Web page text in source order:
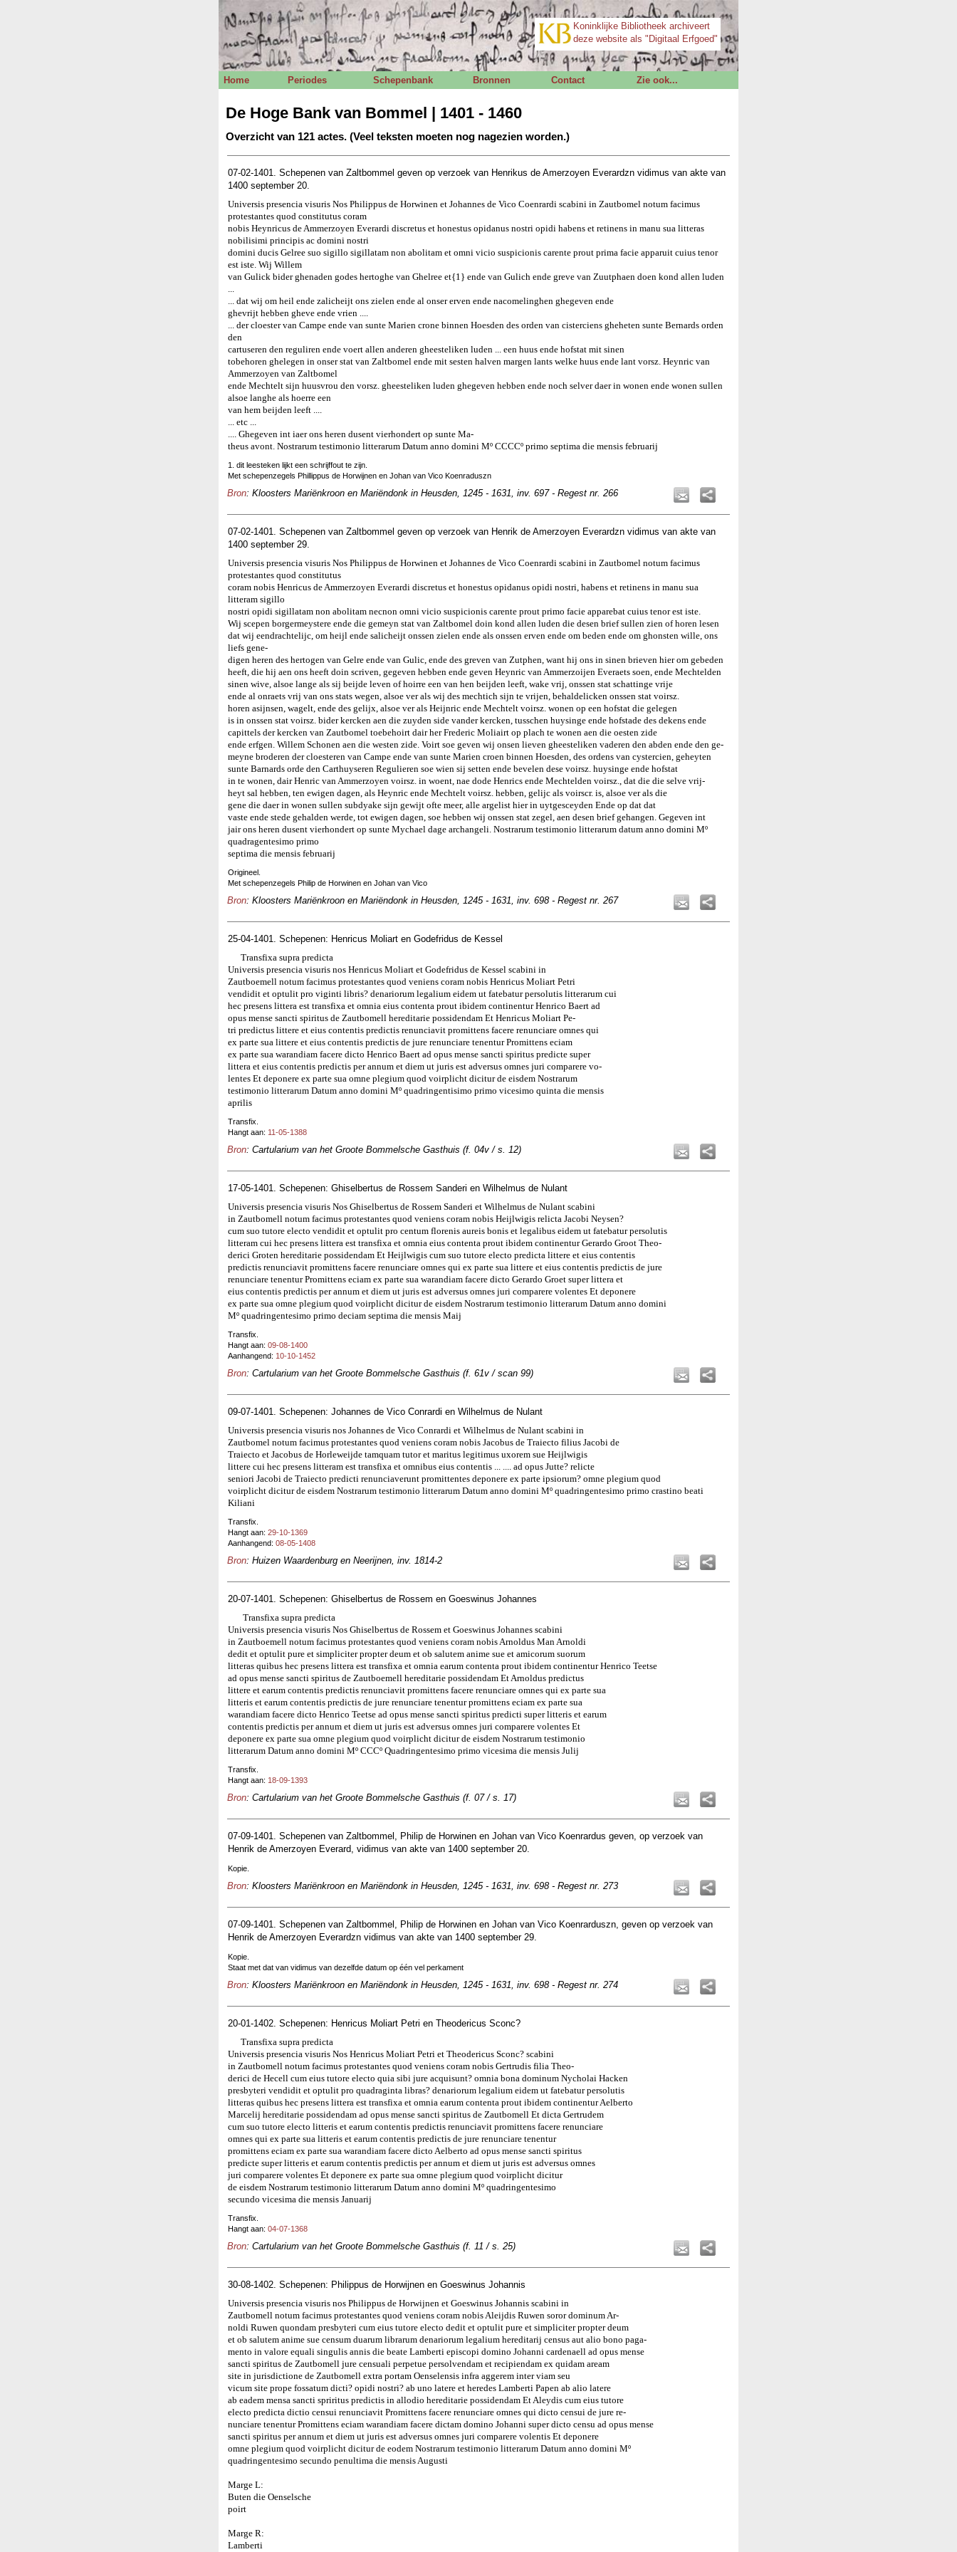
Koninklijke Bibliotheek archiveert
deze website als "Digitaal Erfgoed"
Home Periodes Schepenbank Bronnen Contact Zie ook...
De Hoge Bank van Bommel | 1401 - 1460
Overzicht van 121 actes. (Veel teksten moeten nog nagezien worden.)
07-02-1401. Schepenen van Zaltbommel geven op verzoek van Henrikus de Amerzoyen Everardzn vidimus van akte van
1400 september 20.
Universis presencia visuris Nos Philippus de Horwinen et Johannes de Vico Coenrardi scabini in Zautbomel notum facimus
protestantes quod constitutus coram
nobis Heynricus de Ammerzoyen Everardi discretus et honestus opidanus nostri opidi habens et retinens in manu sua litteras
nobilisimi principis ac domini nostri
domini ducis Gelree suo sigillo sigillatam non abolitam et omni vicio suspicionis carente prout prima facie apparuit cuius tenor
est iste. Wij Willem
van Gulick bider ghenaden godes hertoghe van Ghelree et{1} ende van Gulich ende greve van Zuutphaen doen kond allen luden
...
... dat wij om heil ende zalicheijt ons zielen ende al onser erven ende nacomelinghen ghegeven ende
ghevrijt hebben gheve ende vrien ....
... der cloester van Campe ende van sunte Marien crone binnen Hoesden des orden van cisterciens gheheten sunte Bernards orden
den
cartuseren den reguliren ende voert allen anderen gheesteliken luden ... een huus ende hofstat mit sinen
tobehoren ghelegen in onser stat van Zaltbomel ende mit sesten halven margen lants welke huus ende lant vorsz. Heynric van
Ammerzoyen van Zaltbomel
ende Mechtelt sijn huusvrou den vorsz. gheesteliken luden ghegeven hebben ende noch selver daer in wonen ende wonen sullen
alsoe langhe als hoerre een
van hem beijden leeft ....
... etc ...
.... Ghegeven int iaer ons heren dusent vierhondert op sunte Ma-
theus avont. Nostrarum testimonio litterarum Datum anno domini Mº CCCCº primo septima die mensis februarij
1. dit leesteken lijkt een schrijffout te zijn.
Met schepenzegels Phillippus de Horwijnen en Johan van Vico Koenraduszn
Bron: Kloosters Mariënkroon en Mariëndonk in Heusden, 1245 - 1631, inv. 697 - Regest nr. 266
07-02-1401. Schepenen van Zaltbommel geven op verzoek van Henrik de Amerzoyen Everardzn vidimus van akte van
1400 september 29.
Universis presencia visuris Nos Philippus de Horwinen et Johannes de Vico Coenrardi scabini in Zautbomel notum facimus
protestantes quod constitutus
coram nobis Henricus de Ammerzoyen Everardi discretus et honestus opidanus opidi nostri, habens et retinens in manu sua
litteram sigillo
nostri opidi sigillatam non abolitam necnon omni vicio suspicionis carente prout primo facie apparebat cuius tenor est iste.
Wij scepen borgermeystere ende die gemeyn stat van Zaltbomel doin kond allen luden die desen brief sullen zien of horen lesen
dat wij eendrachtelijc, om heijl ende salicheijt onssen zielen ende als onssen erven ende om beden ende om ghonsten wille, ons
liefs gene-
digen heren des hertogen van Gelre ende van Gulic, ende des greven van Zutphen, want hij ons in sinen brieven hier om gebeden
heeft, die hij aen ons heeft doin scriven, gegeven hebben ende geven Heynric van Ammerzoijen Everaets soen, ende Mechtelden
sinen wive, alsoe lange als sij beijde leven of hoirre een van hen beijden leeft, wake vrij, onssen stat schattinge vrije
ende al onraets vrij van ons stats wegen, alsoe ver als wij des mechtich sijn te vrijen, behaldelicken onssen stat voirsz.
horen asijnsen, wagelt, ende des gelijx, alsoe ver als Heijnric ende Mechtelt voirsz. wonen op een hofstat die gelegen
is in onssen stat voirsz. bider kercken aen die zuyden side vander kercken, tusschen huysinge ende hofstade des dekens ende
capittels der kercken van Zautbomel toebehoirt dair her Frederic Moliairt op plach te wonen aen die oesten zide
ende erfgen. Willem Schonen aen die westen zide. Voirt soe geven wij onsen lieven gheesteliken vaderen den abden ende den ge-
meyne broderen der cloesteren van Campe ende van sunte Marien croen binnen Hoesden, des ordens van cystercien, geheyten
sunte Barnards orde den Carthuyseren Regulieren soe wien sij setten ende bevelen dese voirsz. huysinge ende hofstat
in te wonen, dair Henric van Ammerzoyen voirsz. in woent, nae dode Henrics ende Mechtelden voirsz., dat die die selve vrij-
heyt sal hebben, ten ewigen dagen, als Heynric ende Mechtelt voirsz. hebben, gelijc als voirscr. is, alsoe ver als die
gene die daer in wonen sullen subdyake sijn gewijt ofte meer, alle argelist hier in uytgesceyden Ende op dat dat
vaste ende stede gehalden werde, tot ewigen dagen, soe hebben wij onssen stat zegel, aen desen brief gehangen. Gegeven int
jair ons heren dusent vierhondert op sunte Mychael dage archangeli. Nostrarum testimonio litterarum datum anno domini Mº
quadragentesimo primo
septima die mensis februarij
Origineel.
Met schepenzegels Philip de Horwinen en Johan van Vico
Bron: Kloosters Mariënkroon en Mariëndonk in Heusden, 1245 - 1631, inv. 698 - Regest nr. 267
25-04-1401. Schepenen: Henricus Moliart en Godefridus de Kessel
Transfixa supra predicta
Universis presencia visuris nos Henricus Moliart et Godefridus de Kessel scabini in
Zautboemell notum facimus protestantes quod veniens coram nobis Henricus Moliart Petri
vendidit et optulit pro viginti libris? denariorum legalium eidem ut fatebatur persolutis litterarum cui
hec presens littera est transfixa et omnia eius contenta prout ibidem continentur Henrico Baert ad
opus mense sancti spiritus de Zautbomell hereditarie possidendam Et Henricus Moliart Pe-
tri predictus littere et eius contentis predictis renunciavit promittens facere renunciare omnes qui
ex parte sua littere et eius contentis predictis de jure renunciare tenentur Promittens eciam
ex parte sua warandiam facere dicto Henrico Baert ad opus mense sancti spiritus predicte super
littera et eius contentis predictis per annum et diem ut juris est adversus omnes juri comparere vo-
lentes Et deponere ex parte sua omne plegium quod voirplicht dicitur de eisdem Nostrarum
testimonio litterarum Datum anno domini Mº quadringentisimo primo vicesimo quinta die mensis
aprilis
Transfix.
Hangt aan: 11-05-1388
Bron: Cartularium van het Groote Bommelsche Gasthuis (f. 04v / s. 12)
17-05-1401. Schepenen: Ghiselbertus de Rossem Sanderi en Wilhelmus de Nulant
Universis presencia visuris Nos Ghiselbertus de Rossem Sanderi et Wilhelmus de Nulant scabini
in Zautbomell notum facimus protestantes quod veniens coram nobis Heijlwigis relicta Jacobi Neysen?
cum suo tutore electo vendidit et optulit pro centum florenis aureis bonis et legalibus eidem ut fatebatur persolutis
litteram cui hec presens littera est transfixa et omnia eius contenta prout ibidem continentur Gerardo Groot Theo-
derici Groten hereditarie possidendam Et Heijlwigis cum suo tutore electo predicta littere et eius contentis
predictis renunciavit promittens facere renunciare omnes qui ex parte sua littere et eius contentis predictis de jure
renunciare tenentur Promittens eciam ex parte sua warandiam facere dicto Gerardo Groet super littera et
eius contentis predictis per annum et diem ut juris est adversus omnes juri comparere volentes Et deponere
ex parte sua omne plegium quod voirplicht dicitur de eisdem Nostrarum testimonio litterarum Datum anno domini
Mº quadringentesimo primo deciam septima die mensis Maij
Transfix.
Hangt aan: 09-08-1400
Aanhangend: 10-10-1452
Bron: Cartularium van het Groote Bommelsche Gasthuis (f. 61v / scan 99)
09-07-1401. Schepenen: Johannes de Vico Conrardi en Wilhelmus de Nulant
Universis presencia visuris nos Johannes de Vico Conrardi et Wilhelmus de Nulant scabini in
Zautbomel notum facimus protestantes quod veniens coram nobis Jacobus de Traiecto filius Jacobi de
Traiecto et Jacobus de Horleweijde tamquam tutor et maritus legitimus uxorem sue Heijlwigis
littere cui hec presens litteram est transfixa et omnibus eius contentis ... .... ad opus Jutte? relicte
seniori Jacobi de Traiecto predicti renunciaverunt promittentes deponere ex parte ipsiorum? omne plegium quod
voirplicht dicitur de eisdem Nostrarum testimonio litterarum Datum anno domini Mº quadringentesimo primo crastino beati
Kiliani
Transfix.
Hangt aan: 29-10-1369
Aanhangend: 08-05-1408
Bron: Huizen Waardenburg en Neerijnen, inv. 1814-2
20-07-1401. Schepenen: Ghiselbertus de Rossem en Goeswinus Johannes
Transfixa supra predicta
Universis presencia visuris Nos Ghiselbertus de Rossem et Goeswinus Johannes scabini
in Zautboemell notum facimus protestantes quod veniens coram nobis Arnoldus Man Arnoldi
dedit et optulit pure et simpliciter propter deum et ob salutem anime sue et amicorum suorum
litteras quibus hec presens littera est transfixa et omnia earum contenta prout ibidem continentur Henrico Teetse
ad opus mense sancti spiritus de Zautboemell hereditarie possidendam Et Arnoldus predictus
littere et earum contentis predictis renunciavit promittens facere renunciare omnes qui ex parte sua
litteris et earum contentis predictis de jure renunciare tenentur promittens eciam ex parte sua
warandiam facere dicto Henrico Teetse ad opus mense sancti spiritus predicti super litteris et earum
contentis predictis per annum et diem ut juris est adversus omnes juri comparere volentes Et
deponere ex parte sua omne plegium quod voirplicht dicitur de eisdem Nostrarum testimonio
litterarum Datum anno domini Mº CCCº Quadringentesimo primo vicesima die mensis Julij
Transfix.
Hangt aan: 18-09-1393
Bron: Cartularium van het Groote Bommelsche Gasthuis (f. 07 / s. 17)
07-09-1401. Schepenen van Zaltbommel, Philip de Horwinen en Johan van Vico Koenrardus geven, op verzoek van
Henrik de Amerzoyen Everard, vidimus van akte van 1400 september 20.
Kopie.
Bron: Kloosters Mariënkroon en Mariëndonk in Heusden, 1245 - 1631, inv. 698 - Regest nr. 273
07-09-1401. Schepenen van Zaltbommel, Philip de Horwinen en Johan van Vico Koenrarduszn, geven op verzoek van
Henrik de Amerzoyen Everardzn vidimus van akte van 1400 september 29.
Kopie.
Staat met dat van vidimus van dezelfde datum op één vel perkament
Bron: Kloosters Mariënkroon en Mariëndonk in Heusden, 1245 - 1631, inv. 698 - Regest nr. 274
20-01-1402. Schepenen: Henricus Moliart Petri en Theodericus Sconc?
Transfixa supra predicta
Universis presencia visuris Nos Henricus Moliart Petri et Theodericus Sconc? scabini
in Zautbomell notum facimus protestantes quod veniens coram nobis Gertrudis filia Theo-
derici de Hecell cum eius tutore electo quia sibi jure acquisunt? omnia bona dominum Nycholai Hacken
presbyteri vendidit et optulit pro quadraginta libras? denariorum legalium eidem ut fatebatur persolutis
litteras quibus hec presens littera est transfixa et omnia earum contenta prout ibidem continentur Aelberto
Marcelij hereditarie possidendam ad opus mense sancti spiritus de Zautbomell Et dicta Gertrudem
cum suo tutore electo litteris et earum contentis predictis renunciavit promittens facere renunciare
omnes qui ex parte sua litteris et earum contentis predictis de jure renunciare tenentur
promittens eciam ex parte sua warandiam facere dicto Aelberto ad opus mense sancti spiritus
predicte super litteris et earum contentis predictis per annum et diem ut juris est adversus omnes
juri comparere volentes Et deponere ex parte sua omne plegium quod voirplicht dicitur
de eisdem Nostrarum testimonio litterarum Datum anno domini Mº quadringentesimo
secundo vicesima die mensis Januarij
Transfix.
Hangt aan: 04-07-1368
Bron: Cartularium van het Groote Bommelsche Gasthuis (f. 11 / s. 25)
30-08-1402. Schepenen: Philippus de Horwijnen en Goeswinus Johannis
Universis presencia visuris nos Philippus de Horwijnen et Goeswinus Johannis scabini in
Zautbomell notum facimus protestantes quod veniens coram nobis Aleijdis Ruwen soror dominum Ar-
noldi Ruwen quondam presbyteri cum eius tutore electo dedit et optulit pure et simpliciter propter deum
et ob salutem anime sue censum duarum librarum denariorum legalium hereditarij census aut alio bono paga-
mento in valore equali singulis annis die beate Lamberti episcopi domino Johanni cardenaell ad opus mense
sancti spiritus de Zautbomell jure censuali perpetue persolvendam et recipiendam ex quidam aream
site in jurisdictione de Zautbomell extra portam Oenselensis infra aggerem inter viam seu
vicum site prope fossatum dicti? opidi nostri? ab uno latere et heredes Lamberti Papen ab alio latere
ab eadem mensa sancti spriritus predictis in allodio hereditarie possidendam Et Aleydis cum eius tutore
electo predicta dictio censui renunciavit Promittens facere renunciare omnes qui dicto censui de jure re-
nunciare tenentur Promittens eciam warandiam facere dictam domino Johanni super dicto censu ad opus mense
sancti spiritus per annum et diem ut juris est adversus omnes juri comparere volentis Et deponere
omne plegium quod voirplicht dicitur de eodem Nostrarum testimonio litterarum Datum anno domini Mº
quadringentesimo secundo penultima die mensis Augusti
Marge L:
Buten die Oenselsche
poirt
Marge R:
Lamberti